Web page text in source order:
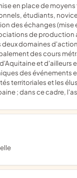
en place de
étudiants,
des échanges
de
domaines
des cours
et
des
territoriales et les
; dans ce cadre,